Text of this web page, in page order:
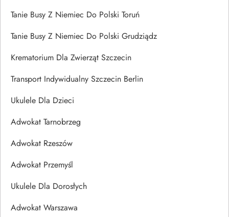
Tanie Busy Z Niemiec Do Polski Toruń
Tanie Busy Z Niemiec Do Polski Grudziądz
Krematorium Dla Zwierząt Szczecin
Transport Indywidualny Szczecin Berlin
Ukulele Dla Dzieci
Adwokat Tarnobrzeg
Adwokat Rzeszów
Adwokat Przemyśl
Ukulele Dla Dorosłych
Adwokat Warszawa